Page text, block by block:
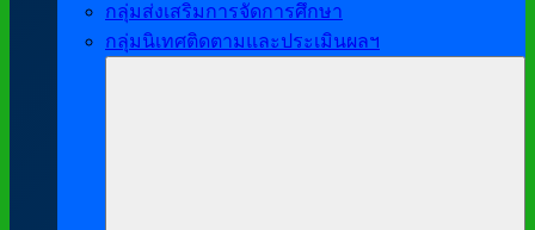
กลุ่มส่งเสริมการจัดการศึกษา
กลุ่มนิเทศติดตามและประเมินผลฯ